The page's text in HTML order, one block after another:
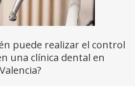
puede realizar el control
una clínica dental en
Valencia?